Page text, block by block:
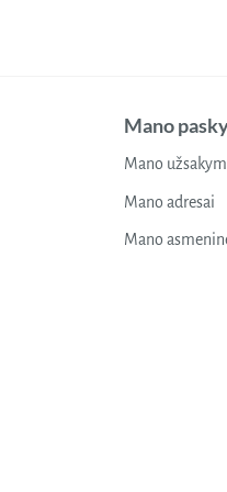
Mano
Mano
Mano adresai
Mano